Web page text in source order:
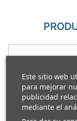
Este sitio web
para mejorar
publicidad
mediante el